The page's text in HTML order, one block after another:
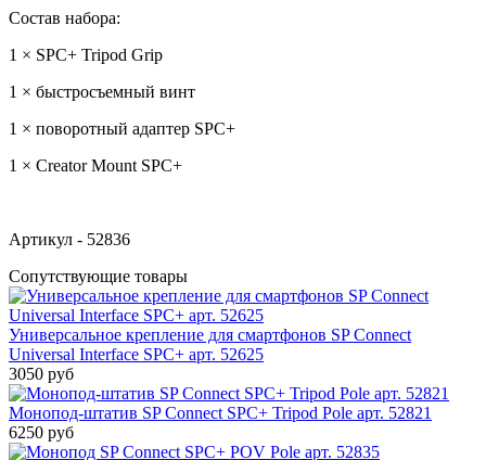
Состав набора:
1 × SPС+ Tripod Grip
1 × быстросъемный винт
1 × поворотный адаптер SPC+
1 × Creator Mount SPC+
Артикул - 52836
Сопутствующие товары
Универсальное крепление для смартфонов SP Connect
Universal Interface SPC+ арт. 52625
3050 руб
Монопод-штатив SP Connect SPC+ Tripod Pole арт. 52821
6250 руб